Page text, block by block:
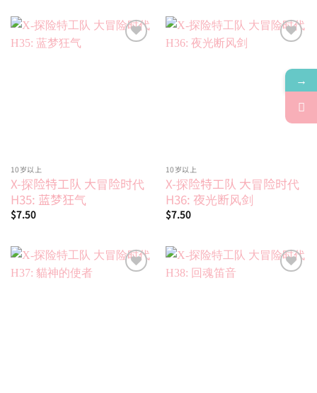
10岁以上
X-探险特工队 大冒险时代
H35: 蓝梦狂气
$7.50
10岁以上
X-探险特工队 大冒险时代
H36: 夜光断风剑
$7.50
→